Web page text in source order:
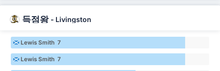
득점왕 - Livingston
Lewis Smith 7
Lewis Smith 7